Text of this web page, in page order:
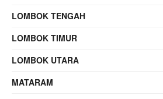
LOMBOK TENGAH
LOMBOK TIMUR
LOMBOK UTARA
MATARAM